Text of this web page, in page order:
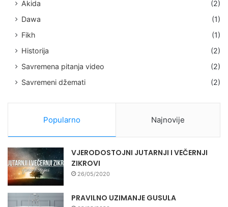
Akida
(2)
Dawa
(1)
Fikh
(1)
Historija
(2)
Savremena pitanja video
(2)
Savremeni džemati
(2)
Popularno Najnovije
VJERODOSTOJNI JUTARNJI I VEČERNJI
ZIKROVI
26/05/2020
PRAVILNO UZIMANJE GUSULA